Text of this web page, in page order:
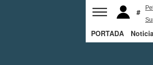
PORTADA